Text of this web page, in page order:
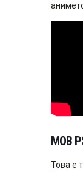
MOB
Това е